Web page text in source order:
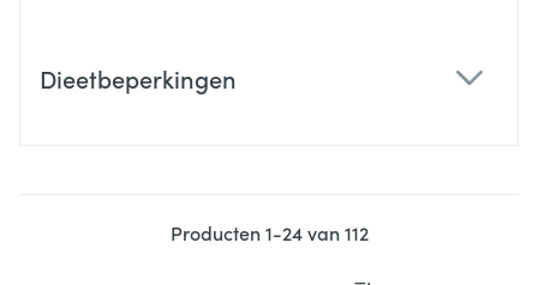
Dieetbeperkingen
Producten1-24van112